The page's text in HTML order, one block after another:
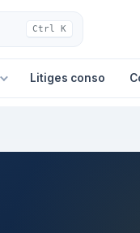
Ctrl K
Litiges conso